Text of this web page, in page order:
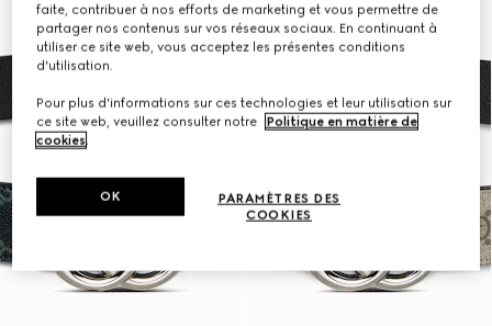
faite, contribuer à nos efforts de marketing et vous permettre de
partager nos contenus sur vos réseaux sociaux. En continuant à
utiliser ce site web, vous acceptez les présentes conditions
d'utilisation.
Pour plus d'informations sur ces technologies et leur utilisation sur
ce site web, veuillez consulter notre
Politique en matière de
cookies.
PARAMÈTRES DES
COOKIES
OK